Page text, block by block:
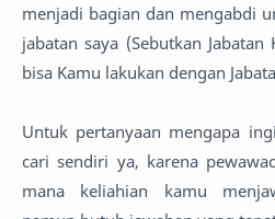
menjadi bagian dan mengabdi
jabatan saya (Sebutkan
bisa Kamu lakukan dengan
Untuk pertanyaan mengapa
cari sendiri ya, karena
mana keliahian kamu